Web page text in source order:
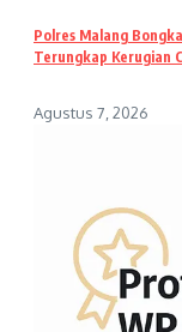
Polres Malang
Terungkap Kerugian
Agustus 7, 2026